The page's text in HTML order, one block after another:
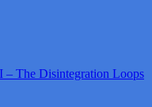
The Disintegration Loops